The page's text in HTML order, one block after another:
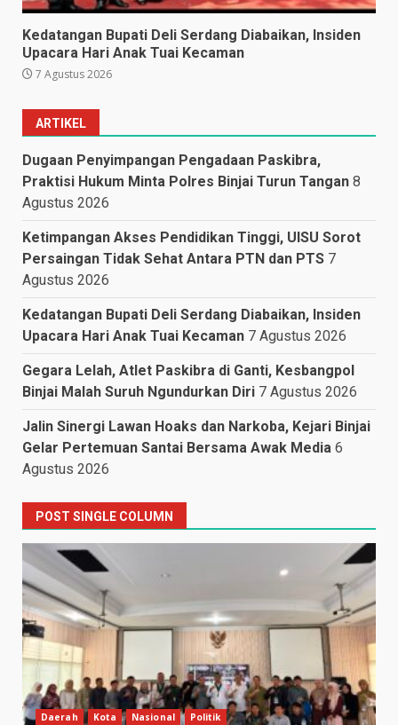
Kedatangan Bupati Deli Serdang Diabaikan, Insiden
Upacara Hari Anak Tuai Kecaman
7 Agustus 2026
ARTIKEL
Dugaan Penyimpangan Pengadaan Paskibra,
Praktisi Hukum Minta Polres Binjai Turun Tangan 8
Agustus 2026
Ketimpangan Akses Pendidikan Tinggi, UISU Sorot
Persaingan Tidak Sehat Antara PTN dan PTS 7
Agustus 2026
Kedatangan Bupati Deli Serdang Diabaikan, Insiden
Upacara Hari Anak Tuai Kecaman 7 Agustus 2026
Gegara Lelah, Atlet Paskibra di Ganti, Kesbangpol
Binjai Malah Suruh Ngundurkan Diri 7 Agustus 2026
Jalin Sinergi Lawan Hoaks dan Narkoba, Kejari Binjai
Gelar Pertemuan Santai Bersama Awak Media 6
Agustus 2026
POST SINGLE COLUMN
Daerah Kota Nasional Politik